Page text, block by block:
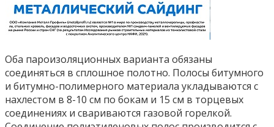
Оба пароизоляционных варианта обязаны
соединяться в сплошное полотно. Полосы битумного
и битумно-полимерного материала укладываются с
нахлестом в 8-10 см по бокам и 15 см в торцевых
соединениях и свариваются газовой горелкой.